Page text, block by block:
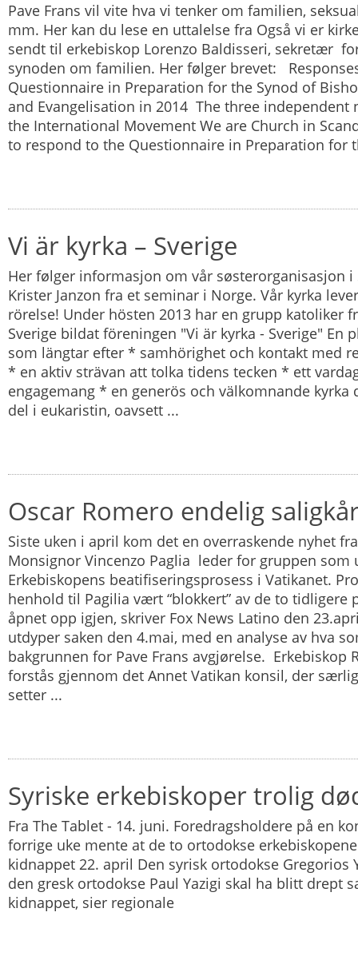
Pave Frans vil vite hva vi tenker om familien,
mm. Her kan du lese en uttalelse fra Også vi er
sendt til erkebiskop Lorenzo Baldisseri, sekretær
synoden om familien. Her følger brevet:
Questionnaire in Preparation for the Synod of
and Evangelisation in 2014 The three independent
the International Movement We are Church in
to respond to the Questionnaire in Preparation for
Vi är kyrka – Sverige
Her følger informasjon om vår søsterorganisasjon i
Krister Janzon fra et seminar i Norge. Vår kyrka
rörelse! Under hösten 2013 har en grupp katoliker
Sverige bildat föreningen "Vi är kyrka - Sverige" En
som längtar efter * samhörighet och kontakt med
* en aktiv strävan att tolka tidens tecken * ett
engagemang * en generös och välkomnande kyrka
del i eukaristin, oavsett ...
Oscar Romero endelig
Siste uken i april kom det en overraskende nyhet
Monsignor Vincenzo Paglia leder for gruppen som
Erkebiskopens beatifiseringsprosess i Vatikanet.
henhold til Pagilia vært “blokkert” av de to tidligere
åpnet opp igjen, skriver Fox News Latino den
utdyper saken den 4.mai, med en analyse av hva
bakgrunnen for Pave Frans avgjørelse. Erkebiskop
forstås gjennom det Annet Vatikan konsil, der
setter ...
Syriske erkebiskoper trolig
Fra The Tablet - 14. juni. Foredragsholdere på en
forrige uke mente at de to ortodokse
kidnappet 22. april Den syrisk ortodokse Gregorios
den gresk ortodokse Paul Yazigi skal ha blitt drept
kidnappet, sier regionale